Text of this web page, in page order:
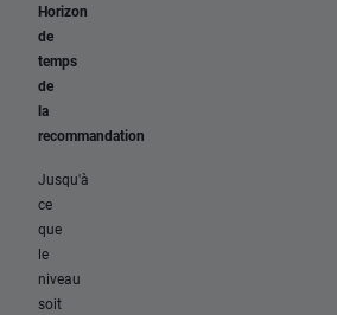
Horizon
de
temps
de
la
recommandation
Jusqu'à
ce
que
le
niveau
soit